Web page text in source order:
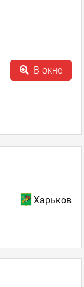
В окне
Харьков